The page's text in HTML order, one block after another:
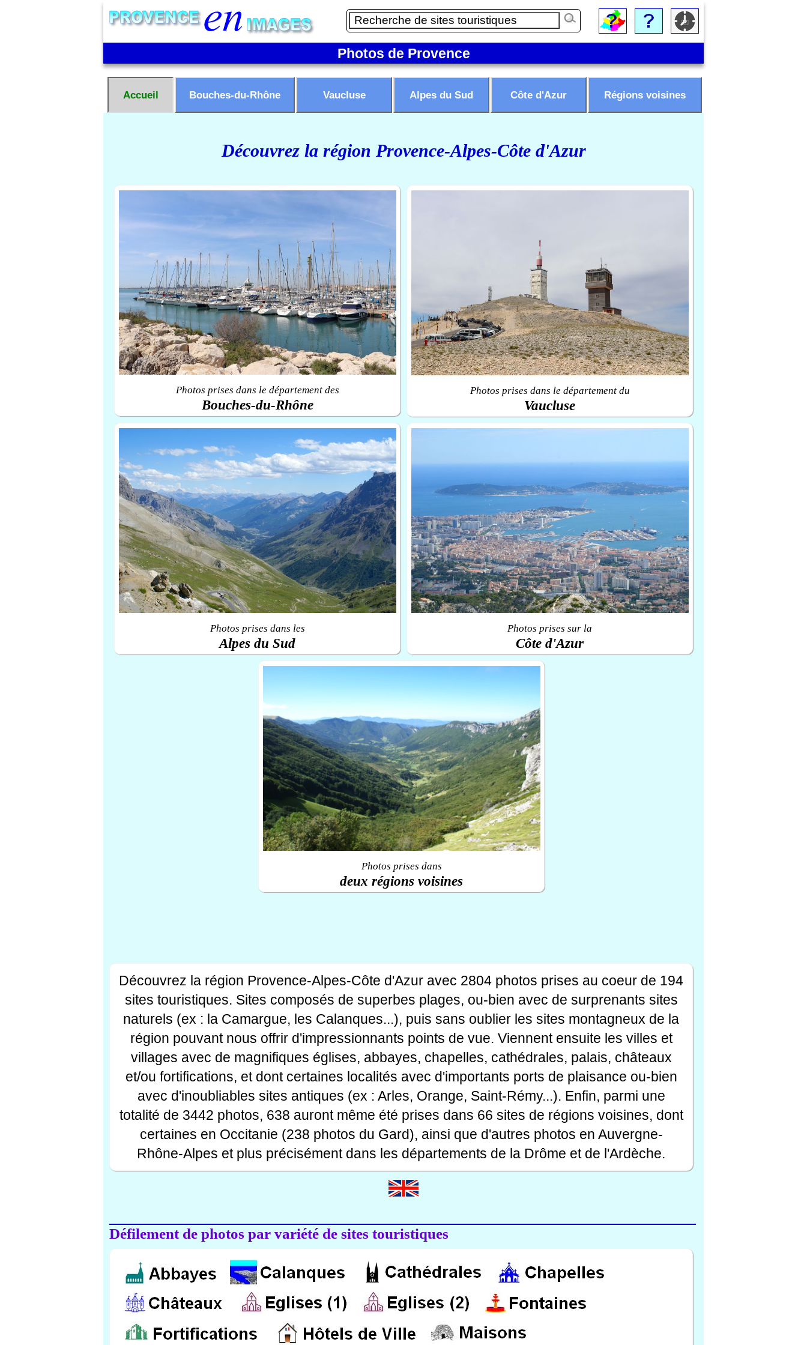
Photos de Provence
Accueil Bouches-du-Rhône Vaucluse Alpes du Sud Côte d'Azur Régions voisines
Découvrez la région Provence-Alpes-Côte d'Azur
Photos prises dans le département des
Bouches-du-Rhône
Photos prises dans le département du
Vaucluse
Photos prises dans les
Alpes du Sud
Photos prises sur la
Côte d'Azur
Photos prises dans
deux régions voisines
Découvrez la région Provence-Alpes-Côte d'Azur avec 2804 photos prises au coeur de 194
sites touristiques. Sites composés de superbes plages, ou-bien avec de surprenants sites
naturels (ex : la Camargue, les Calanques...), puis sans oublier les sites montagneux de la
région pouvant nous offrir d'impressionnants points de vue. Viennent ensuite les villes et
villages avec de magnifiques églises, abbayes, chapelles, cathédrales, palais, châteaux
et/ou fortifications, et dont certaines localités avec d'importants ports de plaisance ou-bien
avec d'inoubliables sites antiques (ex : Arles, Orange, Saint-Rémy...). Enfin, parmi une
totalité de 3442 photos, 638 auront même été prises dans 66 sites de régions voisines, dont
certaines en Occitanie (238 photos du Gard), ainsi que d'autres photos en Auvergne-
Rhône-Alpes et plus précisément dans les départements de la Drôme et de l'Ardèche.
Défilement de photos par variété de sites touristiques